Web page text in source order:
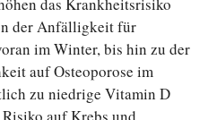
das Krankheitsrisiko
der Anfälligkeit für
im Winter, bis hin zu der
auf Osteoporose im
zu niedrige Vitamin D